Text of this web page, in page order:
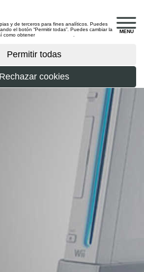
MENU
y de terceros para fines analíticos. Puedes
el botón “Permitir todas”. Puedes cambiar la
como obtener